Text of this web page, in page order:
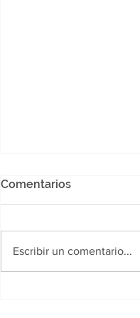
Comentarios
Escribir un comentario...